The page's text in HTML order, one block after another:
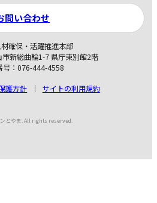
確保・活躍推進本部
新総曲輪1-7 県庁東別館2階
号：076-444-4558
護方針
サイトの利用規約
問い合わせ
とやま. All rights reserved.